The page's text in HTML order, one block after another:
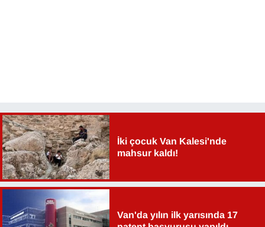
İki çocuk Van Kalesi'nde
mahsur kaldı!
Van'da yılın ilk yarısında 17
Resmi İlanlar
RÖPORTAJ
SAĞLIK
Seri İlan